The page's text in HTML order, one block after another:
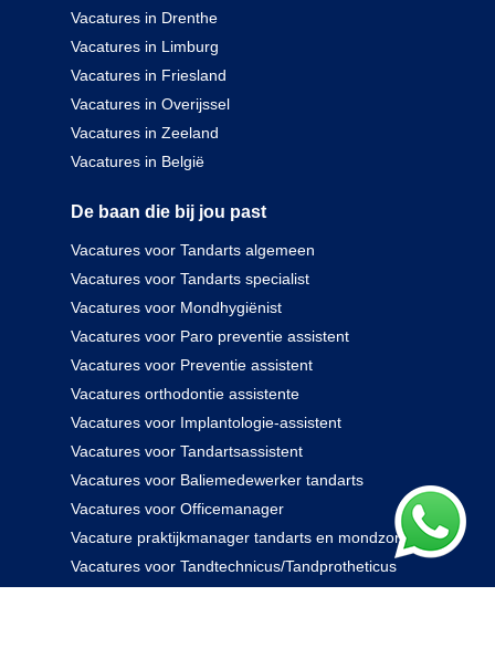
Vacatures in Drenthe
Vacatures in Limburg
Vacatures in Friesland
Vacatures in Overijssel
Vacatures in Zeeland
Vacatures in België
De baan die bij jou past
Vacatures voor Tandarts algemeen
Vacatures voor Tandarts specialist
Vacatures voor Mondhygiënist
Vacatures voor Paro preventie assistent
Vacatures voor Preventie assistent
Vacatures orthodontie assistente
Vacatures voor Implantologie-assistent
Vacatures voor Tandartsassistent
Vacatures voor Baliemedewerker tandarts
Vacatures voor Officemanager
Vacature praktijkmanager tandarts en mondzorg
Vacatures voor Tandtechnicus/Tandprotheticus